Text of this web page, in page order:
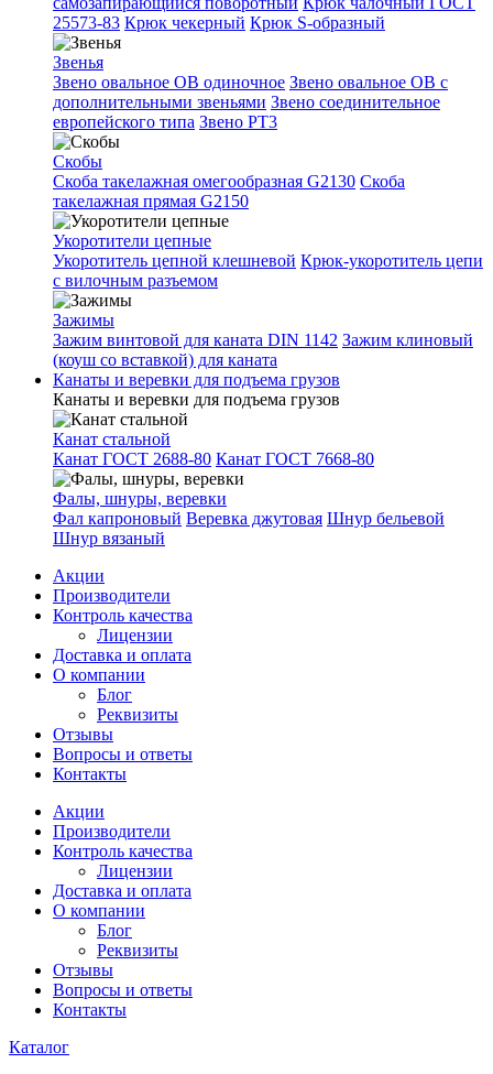
25573-83 Крюк чекерный Крюк S-образный
Звенья
Звено овальное OB одиночное Звено овальное ОВ с
дополнительными звеньями Звено соединительное
европейского типа Звено РТ3
Скобы
Скоба такелажная омегообразная G2130 Скоба
такелажная прямая G2150
Укоротители цепные
Укоротитель цепной клешневой Крюк-укоротитель цепи
с вилочным разъемом
Зажимы
Зажим винтовой для каната DIN 1142 Зажим клиновый
(коуш со вставкой) для каната
Канаты и веревки для подъема грузов
Канаты и веревки для подъема грузов
Канат стальной
Канат ГОСТ 2688-80 Канат ГОСТ 7668-80
Фалы, шнуры, веревки
Фал капроновый Веревка джутовая Шнур бельевой
Шнур вязаный
Акции
Производители
Контроль качества
Лицензии
Доставка и оплата
О компании
Блог
Реквизиты
Отзывы
Вопросы и ответы
Контакты
Акции
Производители
Контроль качества
Лицензии
Доставка и оплата
О компании
Блог
Реквизиты
Отзывы
Вопросы и ответы
Контакты
Каталог